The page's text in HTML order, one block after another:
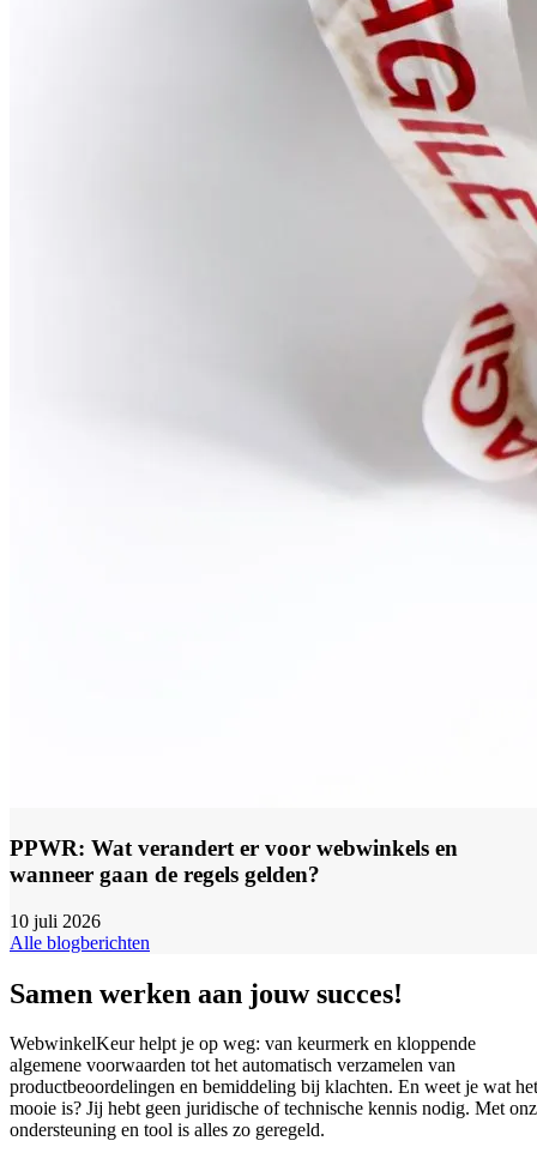
PPWR: Wat verandert er voor webwinkels en
wanneer gaan de regels gelden?
10 juli 2026
Alle blogberichten
Samen werken aan jouw succes!
WebwinkelKeur helpt je op weg: van keurmerk en kloppende
algemene voorwaarden tot het automatisch verzamelen van
productbeoordelingen en bemiddeling bij klachten. En weet je wat het
mooie is? Jij hebt geen juridische of technische kennis nodig. Met
ondersteuning en tool is alles zo geregeld.